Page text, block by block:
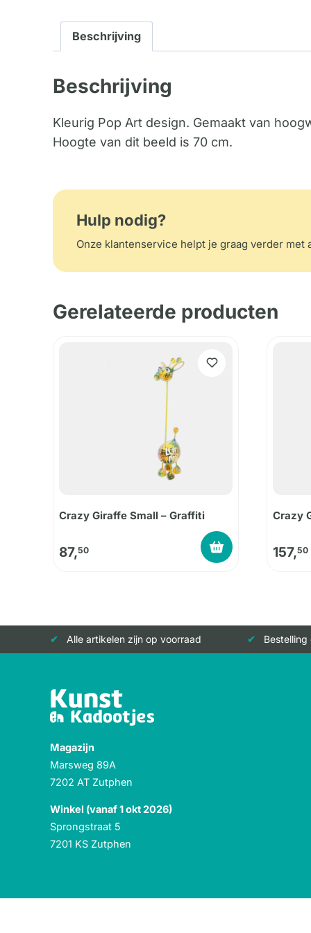
Beschrijving
Beschrijving
Kleurig Pop Art design. Gemaakt van
Hoogte van dit beeld is 70 cm.
Hulp nodig?
Onze klantenservice helpt je graag verder met
Gerelateerde producten
Crazy Giraffe Small – Graffiti
87,50
Crazy
157,50
Alle artikelen zijn op voorraad
Magazijn
Marsweg 89A
7202 AT Zutphen
Winkel (vanaf 1 okt 2026)
Sprongstraat 5
7201 KS Zutphen